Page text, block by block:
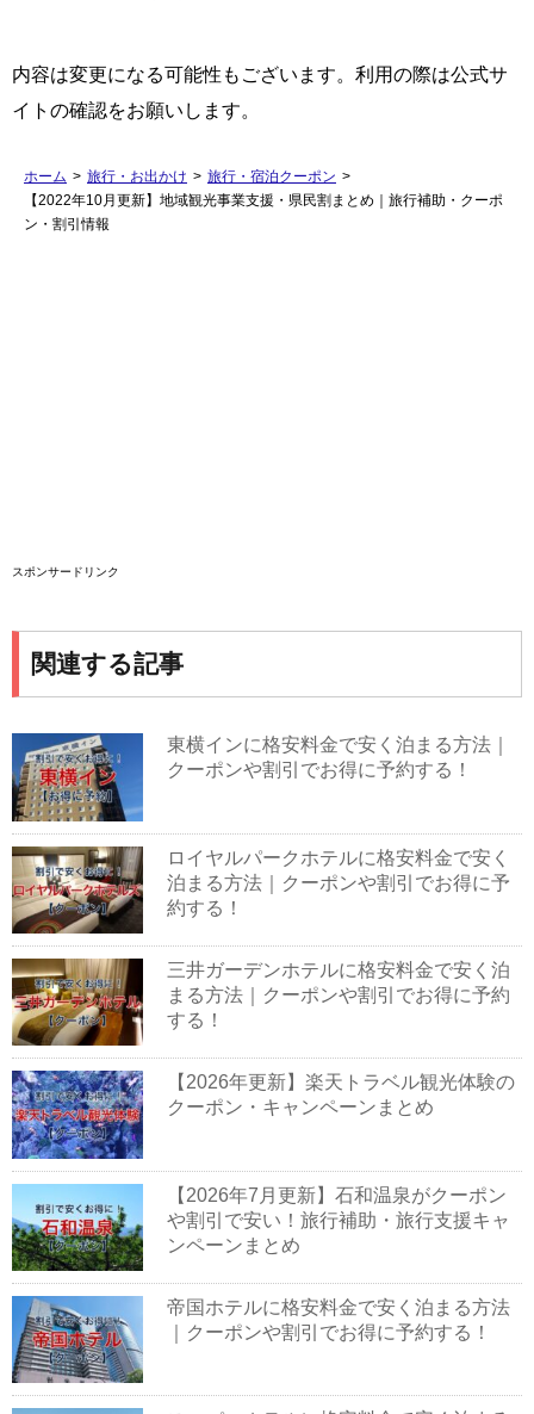
内容は変更になる可能性もございます。利用の際は公式サ
イトの確認をお願いします。
ホーム > 旅行・お出かけ > 旅行・宿泊クーポン >
【2022年10月更新】地域観光事業支援・県民割まとめ｜旅行補助・クーポ
ン・割引情報
スポンサードリンク
関連する記事
東横インに格安料金で安く泊まる方法｜
クーポンや割引でお得に予約する！
ロイヤルパークホテルに格安料金で安く
泊まる方法｜クーポンや割引でお得に予
約する！
三井ガーデンホテルに格安料金で安く泊
まる方法｜クーポンや割引でお得に予約
する！
【2026年更新】楽天トラベル観光体験の
クーポン・キャンペーンまとめ
【2026年7月更新】石和温泉がクーポン
や割引で安い！旅行補助・旅行支援キャ
ンペーンまとめ
帝国ホテルに格安料金で安く泊まる方法
｜クーポンや割引でお得に予約する！